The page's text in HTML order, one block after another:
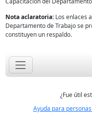
Nota aclaratoria:Los enlaces
Departamento de Trabajo se
constituyen un respaldo.
¿Fue útil
Ayuda para